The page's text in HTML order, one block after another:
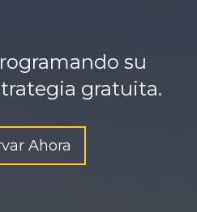
su
gratuita.
Ahora